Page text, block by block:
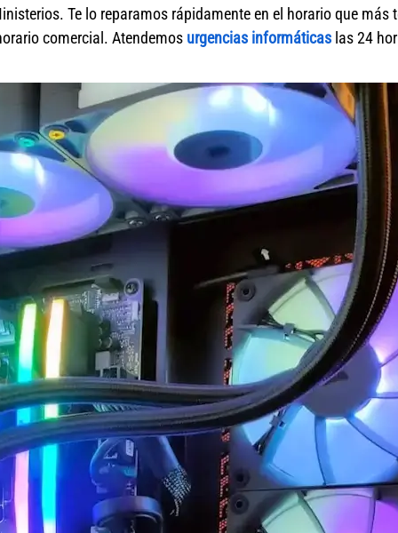
Te lo reparamos rápidamente en el horario que más
comercial. Atendemos urgencias informáticas las 24